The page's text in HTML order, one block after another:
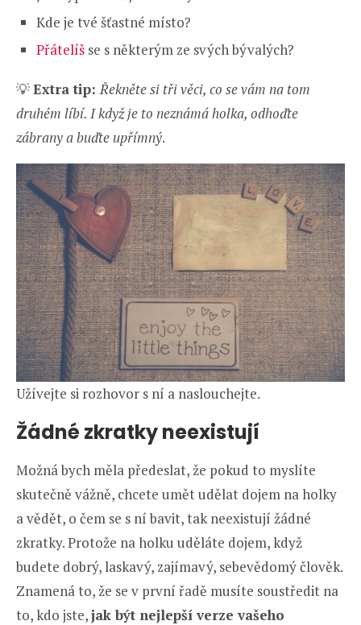
Kde je tvé šťastné místo?
Přátelíš se s některým ze svých bývalých?
💡Extra tip:Řekněte si tři věci, co se vám na tom
druhém líbí. I když je to neznámá holka, odhoďte
zábrany a buďte upřímný.
Užívejte si rozhovor s ní a naslouchejte.
Žádné zkratky neexistují
Možná bych měla předeslat, že pokud to myslíte
skutečně vážně, chcete umět udělat dojem na holky
a vědět, o čem se s ní bavit, tak neexistují žádné
zkratky. Protože na holku uděláte dojem, když
budete dobrý, laskavý, zajímavý, sebevědomý člověk.
Znamená to, že se v první řadě musíte soustředit na
to, kdo jste,jak být nejlepší verze vašeho